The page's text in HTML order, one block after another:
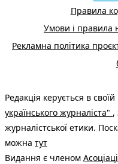
Правила
Умови і правила
Рекламна політика
Редакція керується в своїй
українського журналіста" ,
журналістської етики.
можна тут
Видання є членом